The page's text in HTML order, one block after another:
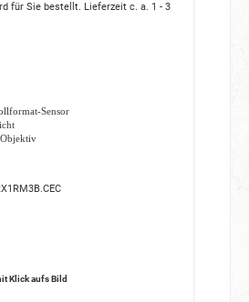
für Sie bestellt. Lieferzeit c. a. 1 - 3
Sensor
Klick aufs Bild